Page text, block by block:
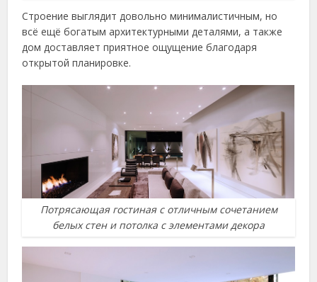
Строение выглядит довольно минималистичным, но
всё ещё богатым архитектурными деталями, а также
дом доставляет приятное ощущение благодаря
открытой планировке.
Потрясающая гостиная с отличным сочетанием
белых стен и потолка с элементами декора